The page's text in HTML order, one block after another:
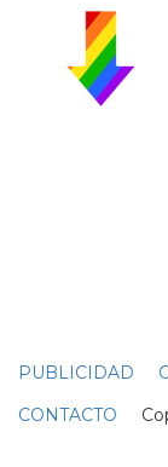
PUBLICIDAD
CONTACTO